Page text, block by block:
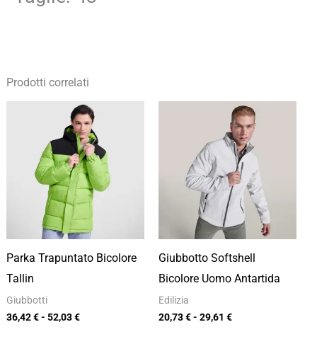
Prodotti correlati
Parka Trapuntato Bicolore
Tallin
Giubbotti
36,42€- 52,03€
Fascia
di
prezzo:
da
36,42 €
a
52,03 €
Giubbotto Softshell
Bicolore Uomo Antartida
Edilizia
20,73€- 29,61 €
Fascia
di
prezzo:
da
20,73 €
a
29,61 €